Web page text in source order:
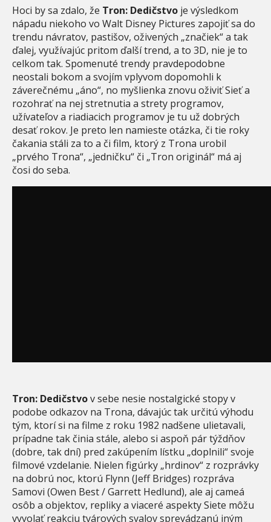
Hoci by sa zdalo, že Tron: Dedičstvo je výsledkom
nápadu niekoho vo Walt Disney Pictures zapojiť sa do
trendu návratov, pastišov, oživených „značiek“ a tak
ďalej, využívajúc pritom ďalší trend, a to 3D, nie je to
celkom tak. Spomenuté trendy pravdepodobne
neostali bokom a svojím vplyvom dopomohli k
záverečnému „áno“, no myšlienka znovu oživiť Sieť a
rozohrať na nej stretnutia a strety programov,
užívateľov a riadiacich programov je tu už dobrých
desať rokov. Je preto len namieste otázka, či tie roky
čakania stáli za to a či film, ktorý z Trona urobil
„prvého Trona“, „jedničku“ či „Tron originál“ má aj
čosi do seba.
Tron: Dedičstvov sebe nesie nostalgické stopy v
podobe odkazov na Trona, dávajúc tak určitú výhodu
tým, ktorí si na filme z roku 1982 nadšene ulietavali,
prípadne tak činia stále, alebo si aspoň pár týždňov
(dobre, tak dní) pred zakúpením lístku „doplnili“ svoje
filmové vzdelanie. Nielen figúrky „hrdinov“ z rozprávky
na dobrú noc, ktorú Flynn (Jeff Bridges) rozpráva
Samovi (Owen Best / Garrett Hedlund), ale aj cameá
osôb a objektov, repliky a viaceré aspekty Siete môžu
vyvolať reakciu tvárových svalov sprevádzanú iným